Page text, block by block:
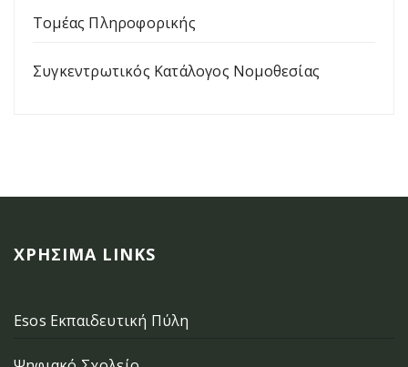
Τομέας Πληροφορικής
Συγκεντρωτικός Κατάλογος Νομοθεσίας
ΧΡΉΣΙΜΑ LINKS
Esos Εκπαιδευτική Πύλη